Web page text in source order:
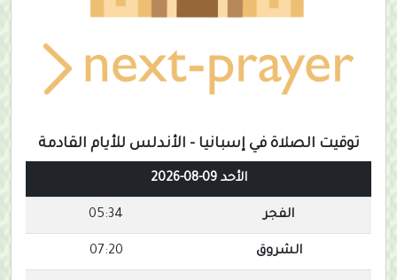
توقيت الصلاة في إسبانيا - الأندلس للأيام القادمة
الأحد 09-08-2026
الفجر 05:34
الشروق 07:20